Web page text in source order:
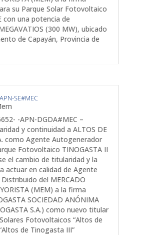
su Parque Solar Fotovoltaico
con una potencia de
(300 MW), ubicado
de Capayán, Provincia de
SE#MEC
-APN-DGDA#MEC –
y continuidad a ALTOS DE
como Agente Autogenerador
Fotovoltaico TINOGASTA II
el cambio de titularidad y la
actuar en calidad de Agente
del MERCADO
(MEM) a la firma
SOCIEDAD ANÓNIMA
S.A.) como nuevo titular
Fotovoltaicos “Altos de
de Tinogasta III”